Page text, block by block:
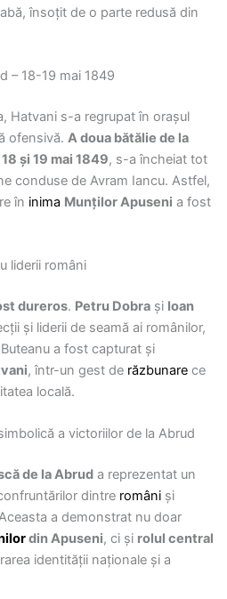
însoțit de o parte redusă din
– 18-19 mai 1849
Hatvani s-a regrupat în orașul
ofensivă. A doua bătălie de la
18 și 19 mai 1849, s-a încheiat tot
conduse de Avram Iancu. Astfel,
în inima Munților Apuseni a fost
liderii români
dureros. Petru Dobra și Ioan
și liderii de seamă ai românilor,
a fost capturat și
, într-un gest de răzbunare ce
locală.
a victoriilor de la Abrud
de la Abrud a reprezentat un
dintre români și
a demonstrat nu doar
din Apuseni, ci și rolul central
identității naționale și a